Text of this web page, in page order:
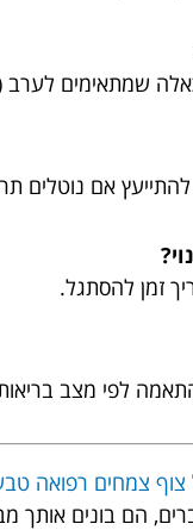
שמתאימים לערב
אם נוטלים
זמן להסתגל.
לפי מצב
צוף צמחים רפואה
הם בונים אותך